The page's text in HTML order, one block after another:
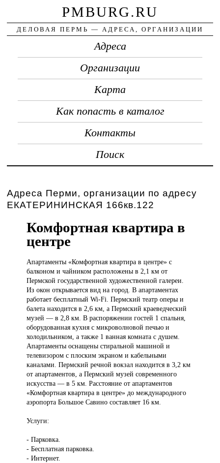
PMBURG.RU
ДЕЛОВАЯ ПЕРМЬ — АДРЕСА, ОРГАНИЗАЦИИ
Адреса
Организации
Карта
Как попасть в каталог
Контакты
Поиск
Адреса Перми, организации по адресу
ЕКАТЕРИНИНСКАЯ 166кв.122
Комфортная квартира в
центре
Апартаменты «Комфортнаяквартира в центре» с
балконом и чайником расположены в 2,1 км от
Пермской государственной художественной галереи.
Из окон открывается вид на город. В апартаментах
работает бесплатный Wi-Fi. Пермский театр оперы и
балета находится в 2,6 км, а Пермский краеведческий
музей — в 2,8 км. В распоряжении гостей 1 спальня,
оборудованная кухня с микроволновой печью и
холодильником, а также 1 ванная комната с душем.
Апартаменты оснащены стиральной машиной и
телевизором с плоским экраном и кабельными
каналами. Пермский речной вокзал находится в 3,2 км
от апартаментов, а Пермский музей современного
искусства — в 5 км. Расстояние от апартаментов
«Комфортная квартира в центре» до международного
аэропорта Большое Савино составляет 16 км.
Услуги:
- Парковка.
- Бесплатная парковка.
- Интернет.